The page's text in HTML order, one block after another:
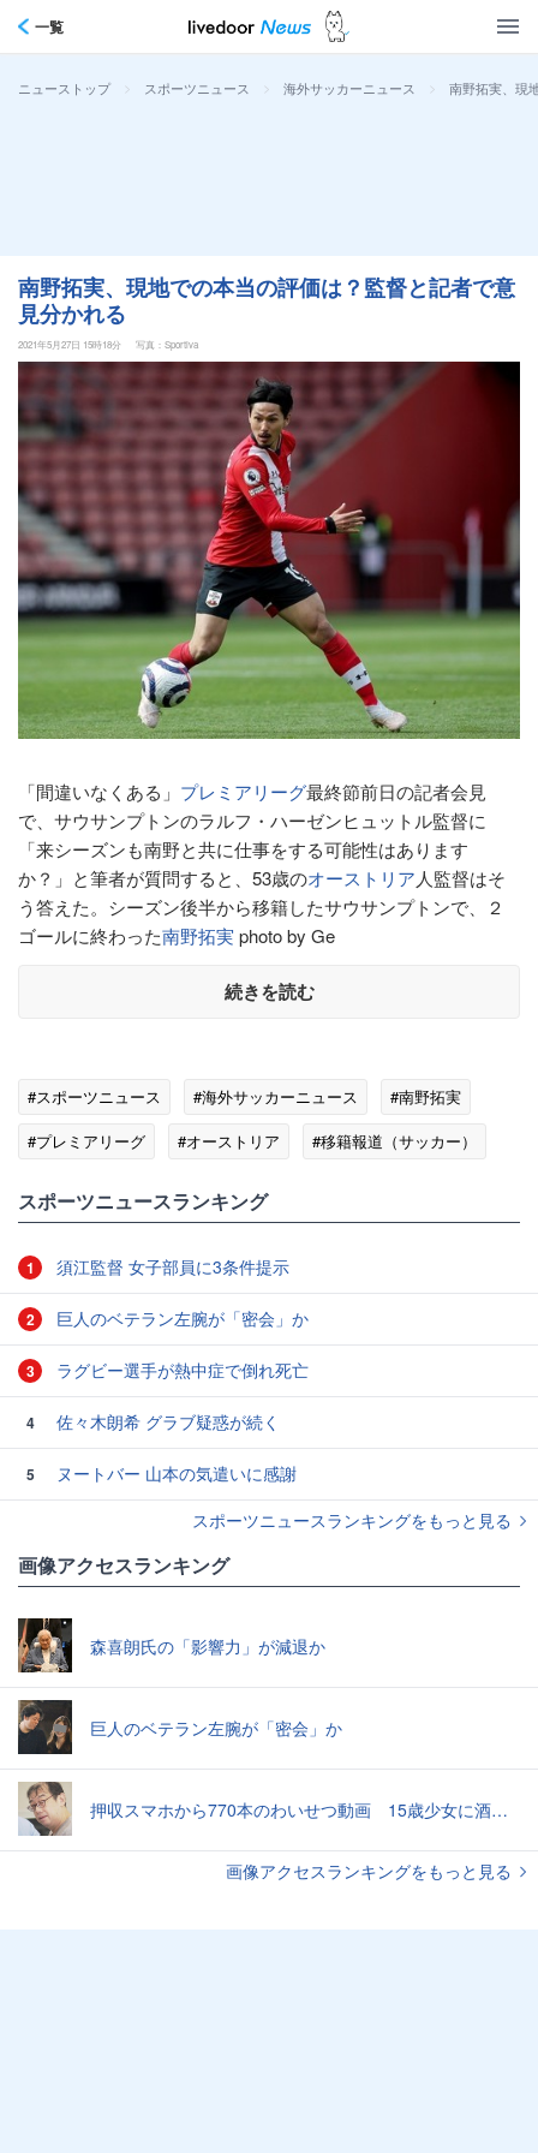
一覧
ニューストップ > スポーツニュース > 海外サッカーニュース > 南野拓実、現
南野拓実、現地での本当の評価は？監督と記者で意
見分かれる
2021年5月27日 15時18分 写真：Sportiva
「間違いなくある」 プレミアリーグ最終節前日の記者会見
で、サウサンプトンのラルフ・ハーゼンヒュットル監督に
「来シーズンも南野と共に仕事をする可能性はあります
か？」と筆者が質問すると、53歳のオーストリア人監督はそ
う答えた。シーズン後半から移籍したサウサンプトンで、２
ゴールに終わった南野拓実 photo by Ge
続きを読む
#スポーツニュース #海外サッカーニュース
#南野拓実
#プレミアリーグ
#オーストリア
#移籍報道（サッカー）
スポーツニュースランキング
1 須江監督 女子部員に3条件提示
2 巨人のベテラン左腕が「密会」か
3 ラグビー選手が熱中症で倒れ死亡
4 佐々木朗希 グラブ疑惑が続く
5
ヌートバー 山本の気遣いに感謝
スポーツニュースランキングをもっと見る
画像アクセスランキング
森喜朗氏の「影響力」が減退か
巨人のベテラン左腕が「密会」か
押収スマホから770本のわいせつ動画 15歳少女に酒と薬飲ませ性的暴行か 54歳男を再逮捕 「薬もありますよ」とSNSで誘い出し
画像アクセスランキングをもっと見る